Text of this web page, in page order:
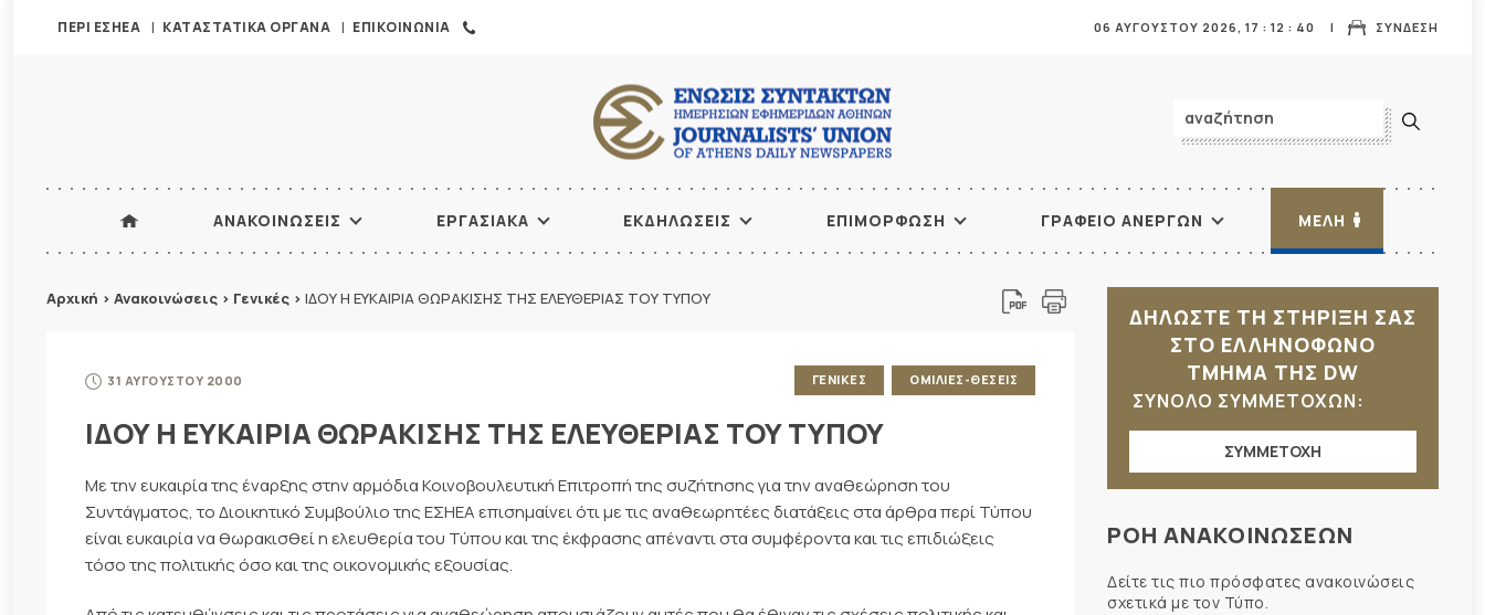
ΠΕΡΙ ΕΣΗΕΑ ΚΑΤΑΣΤΑΤΙΚΑ ΟΡΓΑΝΑ ΕΠΙΚΟΙΝΩΝΙΑ ΣΥΝΔΕΣΗ
06 ΑΥΓΟΥΣΤΟΥ 2026, 17 : 12 : 40
ΑΝΑΚΟΙΝΩΣΕΙΣ ΕΡΓΑΣΙΑΚΑ ΕΚΔΗΛΩΣΕΙΣ ΕΠΙΜΟΡΦΩΣΗ ΓΡΑΦΕΙΟ ΑΝΕΡΓΩΝ ΜΕΛΗ
Αρχική > Ανακοινώσεις > Γενικές > ΙΔΟΥ Η ΕΥΚΑΙΡΙΑ ΘΩΡΑΚΙΣΗΣ ΤΗΣ ΕΛΕΥΘΕΡΙΑΣ ΤΟΥ ΤΥΠΟΥ
31 ΑΥΓΟΥΣΤΟΥ 2000 ΓΕΝΙΚΕΣ ΟΜΙΛΙΕΣ-ΘΕΣΕΙΣ
ΙΔΟΥ Η ΕΥΚΑΙΡΙΑ ΘΩΡΑΚΙΣΗΣ ΤΗΣ ΕΛΕΥΘΕΡΙΑΣ ΤΟΥ ΤΥΠΟΥ
Με την ευκαιρία της έναρξης στην αρμόδια Κοινοβουλευτική Επιτροπή της συζήτησης για την αναθεώρηση του
Συντάγματος, το Διοικητικό Συμβούλιο της ΕΣΗΕΑ επισημαίνει ότι με τις αναθεωρητέες διατάξεις στα άρθρα περί Τύπου
είναι ευκαιρία να θωρακισθεί η ελευθερία του Τύπου και της έκφρασης απέναντι στα συμφέροντα και τις επιδιώξεις
τόσο της πολιτικής όσο και της οικονομικής εξουσίας.
ΔΗΛΩΣΤΕ ΤΗ ΣΤΗΡΙΞΗ ΣΑΣ
ΣΤΟ ΕΛΛΗΝΟΦΩΝΟ
ΤΜΗΜΑ ΤΗΣ DW
ΣΥΝΟΛΟ ΣΥΜΜΕΤΟΧΩΝ:
ΣΥΜΜΕΤΟΧΗ
ΡΟΗ ΑΝΑΚΟΙΝΩΣΕΩΝ
Δείτε τις πιο πρόσφατες ανακοινώσεις
σχετικά με τον Τύπο.